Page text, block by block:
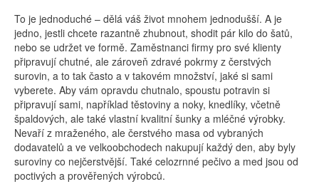
To je jednoduché – dělá váš život mnohem jednodušší. A je
jedno, jestli chcete razantně zhubnout, shodit pár kilo do šatů,
nebo se udržet ve formě. Zaměstnanci firmy pro své klienty
připravují chutné, ale zároveň zdravé pokrmy z čerstvých
surovin, a to tak často a v takovém množství, jaké si sami
vyberete. Aby vám opravdu chutnalo, spoustu potravin si
připravují sami, například těstoviny a noky, knedlíky, včetně
špaldových, ale také vlastní kvalitní šunky a mléčné výrobky.
Nevaří z mraženého, ale čerstvého masa od vybraných
dodavatelů a ve velkoobchodech nakupují každý den, aby byly
suroviny co nejčerstvější. Také celozrnné pečivo a med jsou od
poctivých a prověřených výrobců.